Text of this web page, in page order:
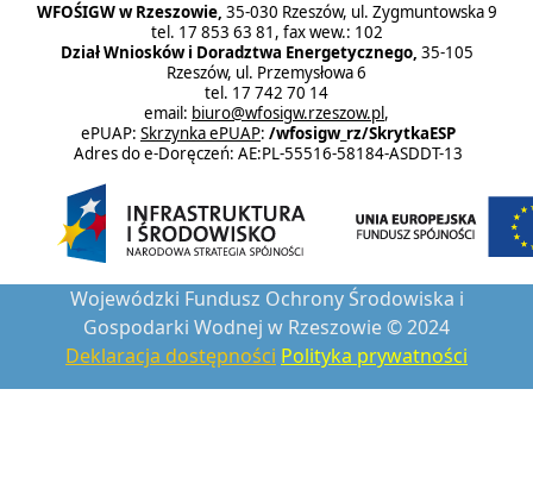
WFOŚIGW w Rzeszowie, 35-030 Rzeszów, ul. Zygmuntowska 9
tel. 17 853 63 81, fax wew.: 102
Dział Wniosków i Doradztwa Energetycznego, 35-105
Rzeszów, ul. Przemysłowa 6
tel. 17 742 70 14
email: biuro@wfosigw.rzeszow.pl ,
ePUAP: Skrzynka ePUAP: /wfosigw_rz/SkrytkaESP
Adres do e-Doręczeń: AE:PL-55516-58184-ASDDT-13
Wojewódzki Fundusz Ochrony Środowiska i
Gospodarki Wodnej w Rzeszowie © 2024
Deklaracja dostępności Polityka prywatności